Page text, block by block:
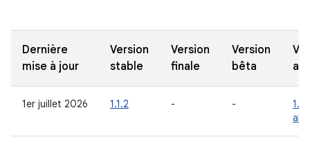
Dernière
mise à jour
Version
stable
Version
finale
Version
bêta
1er juillet 2026 1.1.2 - -